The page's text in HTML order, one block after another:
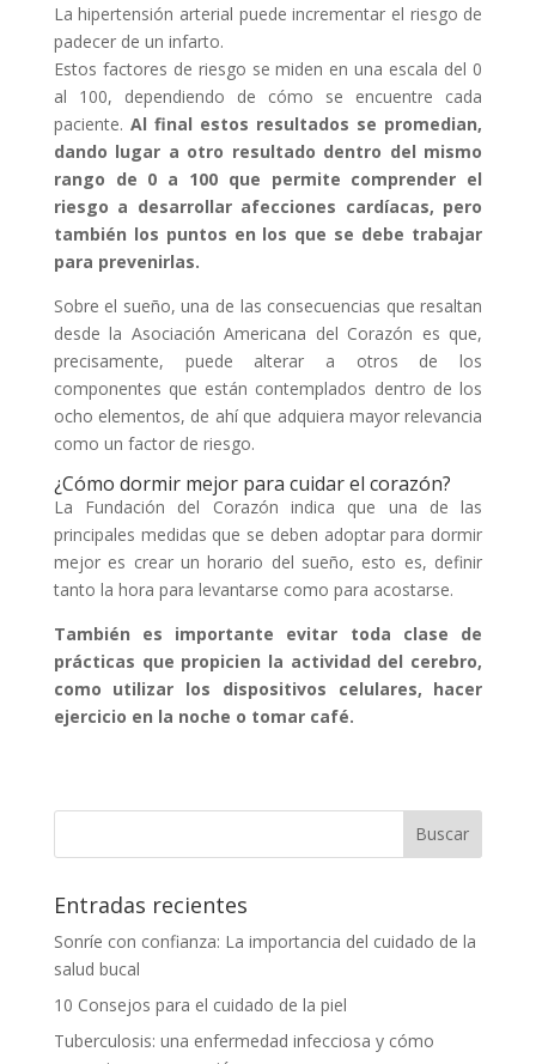
La hipertensión arterial puede incrementar el riesgo de
padecer de un infarto.
Estos factores de riesgo se miden en una escala del 0
al 100, dependiendo de cómo se encuentre cada
paciente. Al final estos resultados se promedian,
dando lugar a otro resultado dentro del mismo
rango de 0 a 100 que permite comprender el
riesgo a desarrollar afecciones cardíacas, pero
también los puntos en los que se debe trabajar
para prevenirlas.
Sobre el sueño, una de las consecuencias que resaltan
desde la Asociación Americana del Corazón es que,
precisamente, puede alterar a otros de los
componentes que están contemplados dentro de los
ocho elementos, de ahí que adquiera mayor relevancia
como un factor de riesgo.
¿Cómo dormir mejor para cuidar el corazón?
La Fundación del Corazón indica que una de las
principales medidas que se deben adoptar para dormir
mejor es crear un horario del sueño, esto es, definir
tanto la hora para levantarse como para acostarse.
También es importante evitar toda clase de
prácticas que propicien la actividad del cerebro,
como utilizar los dispositivos celulares, hacer
ejercicio en la noche o tomar café.
Entradas recientes
Sonríe con confianza: La importancia del cuidado de la
salud bucal
10 Consejos para el cuidado de la piel
Tuberculosis: una enfermedad infecciosa y cómo